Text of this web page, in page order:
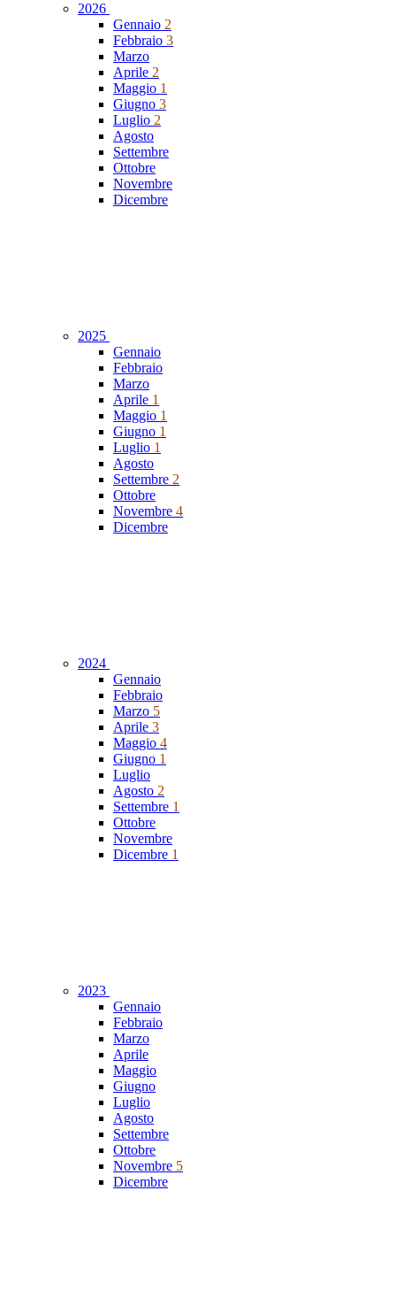
2026
Gennaio 2
Febbraio 3
Marzo
Aprile 2
Maggio 1
Giugno 3
Luglio 2
Agosto
Settembre
Ottobre
Novembre
Dicembre
2025
Gennaio
Febbraio
Marzo
Aprile 1
Maggio 1
Giugno 1
Luglio 1
Agosto
Settembre 2
Ottobre
Novembre 4
Dicembre
2024
Gennaio
Febbraio
Marzo 5
Aprile 3
Maggio 4
Giugno 1
Luglio
Agosto 2
Settembre 1
Ottobre
Novembre
Dicembre 1
2023
Gennaio
Febbraio
Marzo
Aprile
Maggio
Giugno
Luglio
Agosto
Settembre
Ottobre
Novembre 5
Dicembre